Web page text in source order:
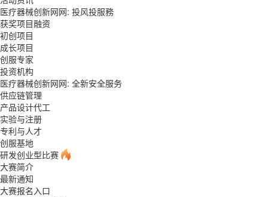
医疗器械创新网网: 投风投服務
获奖项目融资
初创项目
成长项目
创服专家
投资机构
医疗器械创新网网: 全新安全服务
供应链管理
产品设计代工
实验与注册
专利与人才
创服基地
研发创业型比赛
大赛简介
最新通知
大赛报名入口